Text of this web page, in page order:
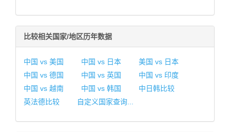
比较相关国家/地区历年数据
中国 vs 美国 中国 vs 日本
美国 vs 日本
中国 vs 德国
中国 vs 英国
中国 vs 印度
中国 vs 越南
中国 vs 韩国
中日韩比较
英法德比较
自定义国家查询...